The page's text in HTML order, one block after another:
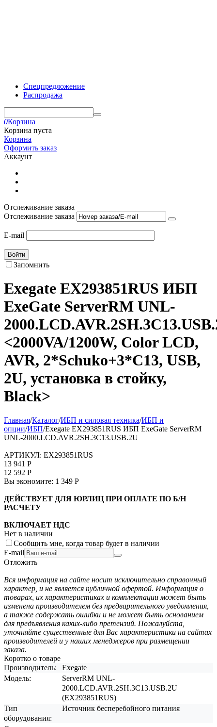
Спецпредложение
Распродажа
0Корзина
Корзина пуста
Корзина
Оформить заказ
Аккаунт
Отслеживание заказа
Отслеживание заказа
E-mail
Войти
Запомнить
Exegate EX293851RUS ИБП
ExeGate ServerRM UNL-
<2000VA/1200W, Color LCD,
AVR, 2*Schuko+3*C13, USB,
2U, установка в стойку,
Black>
Главная/Каталог/ИБП и силовая техника/ИБП и
опции/ИБП/Exegate EX293851RUS ИБП ExeGate ServerRM
UNL-2000.LCD.AVR.2SH.3C13.USB.2U
АРТИКУЛ: EX293851RUS
13 941 Р
12 592 Р
Вы экономите: 1 349 Р
ДЕЙСТВУЕТ ДЛЯ ЮРЛИЦ ПРИ ОПЛАТЕ ПО Б/Н
РАСЧЕТУ
ВКЛЮЧАЕТ НДС
Нет в наличии
Сообщить мне, когда товар будет в наличии
E-mail
Отложить
Вся информация на сайте носит исключительно справочный
характер, и не является публичной офертой. Информация о
товарах, их характеристиках и комплектации может быть
изменена производителем без предварительного уведомления,
а также содержать ошибки и не может быть основанием
для предъявления каких-либо претензий. Пожалуйста,
уточняйте существенные для Вас характеристики на сайтах
производителей и у наших менеджеров при размещении
заказа.
Коротко о товаре
Производитель:
Exegate
Модель:
ServerRM UNL-
2000.LCD.AVR.2SH.3C13.USB.2U
(EX293851RUS)
Тип
оборудования:
Источник бесперебойного питания